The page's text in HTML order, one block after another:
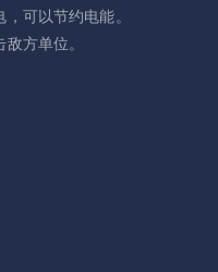
可以节约电能。
方单位。